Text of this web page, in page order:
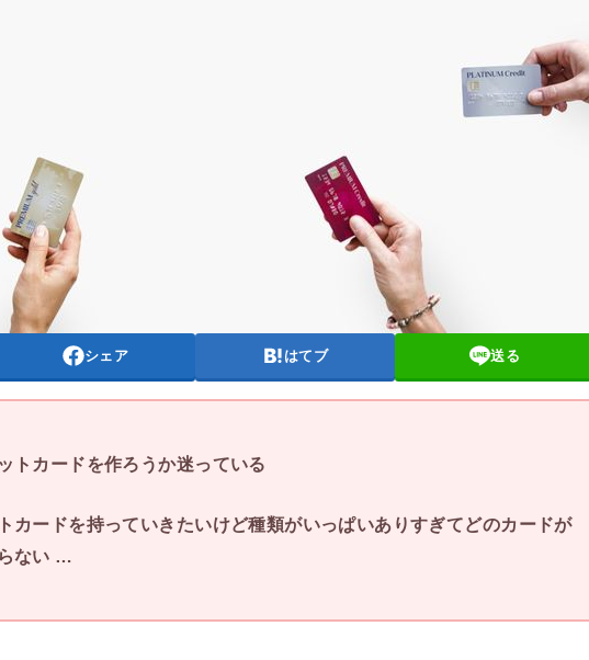
シェア はてブ 送る
トカードを作ろうか迷っている
カードを持っていきたいけど種類がいっぱいありすぎてどのカードが
ない …